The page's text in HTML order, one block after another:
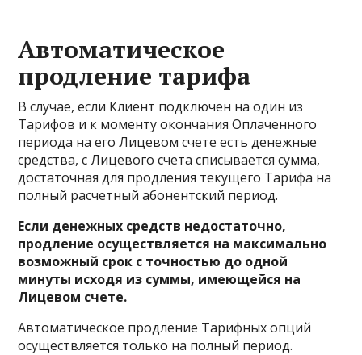
Автоматическое
продление тарифа
В случае, если Клиент подключен на один из
Тарифов и к моменту окончания Оплаченного
периода на его Лицевом счете есть денежные
средства, с Лицевого счета списывается сумма,
достаточная для продления текущего Тарифа на
полный расчетный абонентский период.
Если денежных средств недостаточно,
продление осуществляется на максимально
возможный срок с точностью до одной
минуты исходя из суммы, имеющейся на
Лицевом счете.
Автоматическое продление Тарифных опций
осуществляется только на полный период.